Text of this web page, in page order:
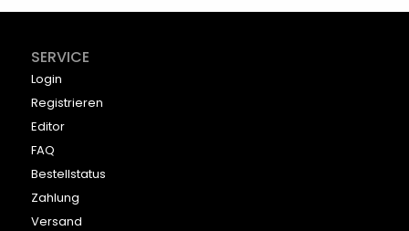
SERVICE
Login
Registrieren
Editor
FAQ
Bestellstatus
Zahlung
Versand